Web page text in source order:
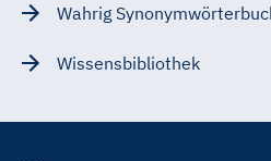
Wahrig
Wissensbibliothek